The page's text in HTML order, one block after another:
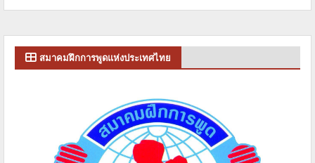
สมาคมฝึกการพูดแห่งประเทศไทย